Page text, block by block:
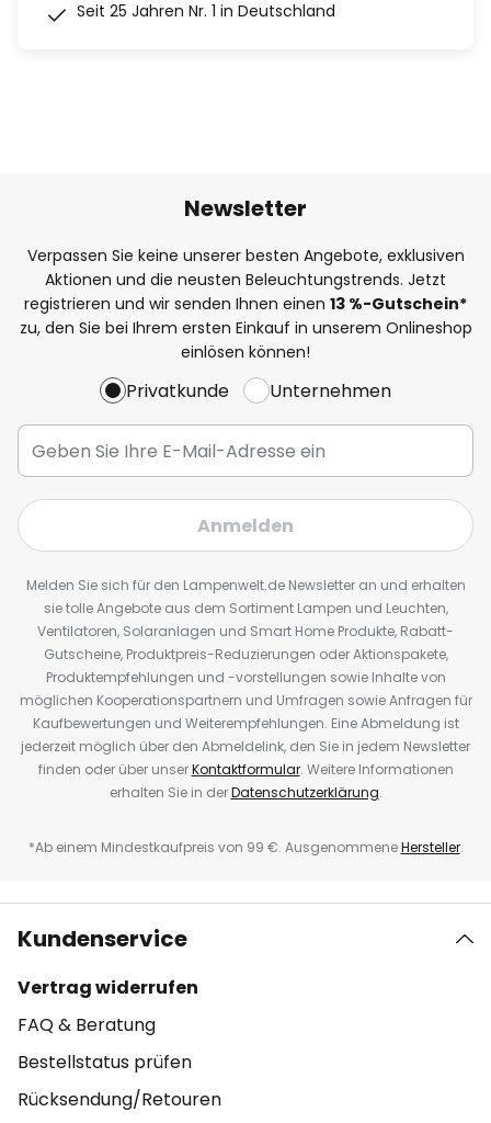
Seit 25 Jahren Nr. 1 in Deutschland
Newsletter
Verpassen Sie keine unserer besten Angebote, exklusiven
Aktionen und die neusten Beleuchtungstrends. Jetzt
registrieren und wir senden Ihnen einen 13 %-Gutschein*
zu, den Sie bei Ihrem ersten Einkauf in unserem Onlineshop
einlösen können!
Privatkunde Unternehmen
Anmelden
Melden Sie sich für den Lampenwelt.de Newsletter an und erhalten
sie tolle Angebote aus dem Sortiment Lampen und Leuchten,
Ventilatoren, Solaranlagen und Smart Home Produkte, Rabatt-
Gutscheine, Produktpreis-Reduzierungen oder Aktionspakete,
Produktempfehlungen und -vorstellungen sowie Inhalte von
möglichen Kooperationspartnern und Umfragen sowie Anfragen für
Kaufbewertungen und Weiterempfehlungen. Eine Abmeldung ist
jederzeit möglich über den Abmeldelink, den Sie in jedem Newsletter
finden oder über unserKontaktformular. Weitere Informationen
erhalten Sie in derDatenschutzerklärung.
*Ab einem Mindestkaufpreis von 99 €. AusgenommeneHersteller.
Kundenservice
Vertrag widerrufen
FAQ & Beratung
Bestellstatus prüfen
Rücksendung/Retouren